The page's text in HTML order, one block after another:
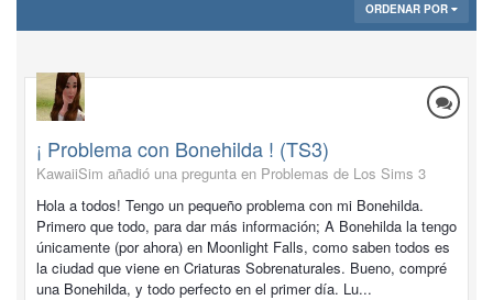
ORDENAR POR
¡ Problema con Bonehilda ! (TS3)
KawaiiSim añadió una pregunta en Problemas de Los Sims 3
Hola a todos! Tengo un pequeño problema con mi Bonehilda.
Primero que todo, para dar más información; A Bonehilda la tengo
únicamente (por ahora) en Moonlight Falls, como saben todos es
la ciudad que viene en Criaturas Sobrenaturales. Bueno, compré
una Bonehilda, y todo perfecto en el primer día. Lu...